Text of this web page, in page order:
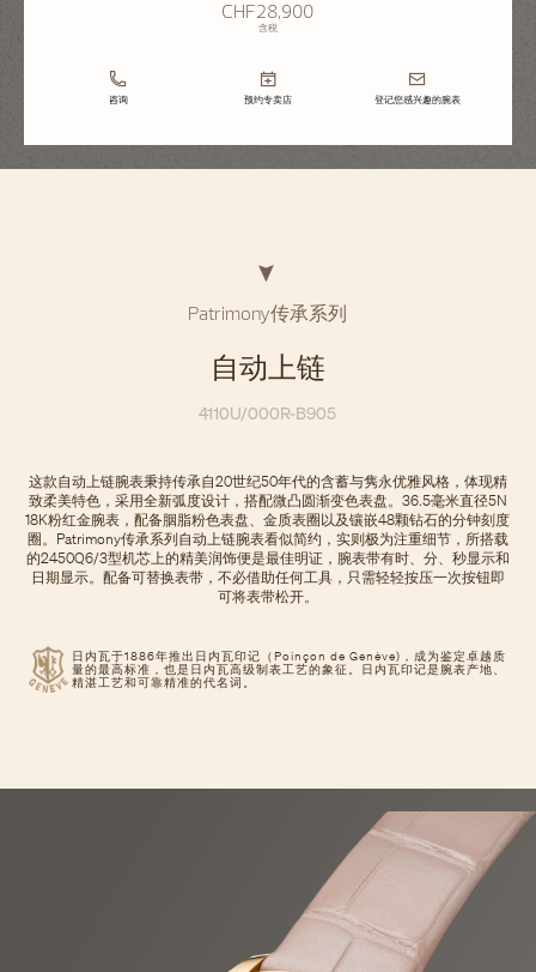
CHF28,900
含税
咨询 预约专卖店 登记您感兴趣的腕表
Patrimony传承系列
自动上链
4110U/000R-B905
日内瓦于1886年推出日内瓦印记（Poinçon de Genève)，成为鉴定卓越质
量的最高标准，也是日内瓦高级制表工艺的象征。日内瓦印记是腕表产地、
精湛工艺和可靠精准的代名词。
这款自动上链腕表秉持传承自20世纪50年代的含蓄与隽永优雅风格，体现精
致柔美特色，采用全新弧度设计，搭配微凸圆渐变色表盘。36.5毫米直径5N
18K粉红金腕表，配备胭脂粉色表盘、金质表圈以及镶嵌48颗钻石的分钟刻度
圈。Patrimony传承系列自动上链腕表看似简约，实则极为注重细节，所搭载
的2450Q6/3型机芯上的精美润饰便是最佳明证，腕表带有时、分、秒显示和
日期显示。配备可替换表带，不必借助任何工具，只需轻轻按压一次按钮即
可将表带松开。